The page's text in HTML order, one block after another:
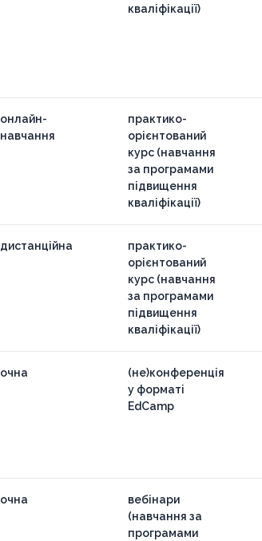
кваліфікації)
онлайн-
навчання
практико-
орієнтований
курс (навчання
за програмами
підвищення
кваліфікації)
дистанційна
практико-
орієнтований
курс (навчання
за програмами
підвищення
кваліфікації)
очна
(не)конференція
у форматі
EdCamp
очна
вебінари
(навчання за
програмами